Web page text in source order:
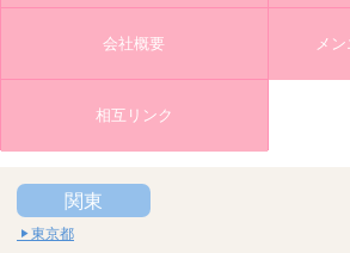
会社概要 メ
相互リンク
関東
東京都